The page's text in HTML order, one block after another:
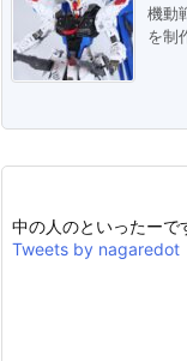
機動
を制
中の人のといったーで
Tweets by nagaredot